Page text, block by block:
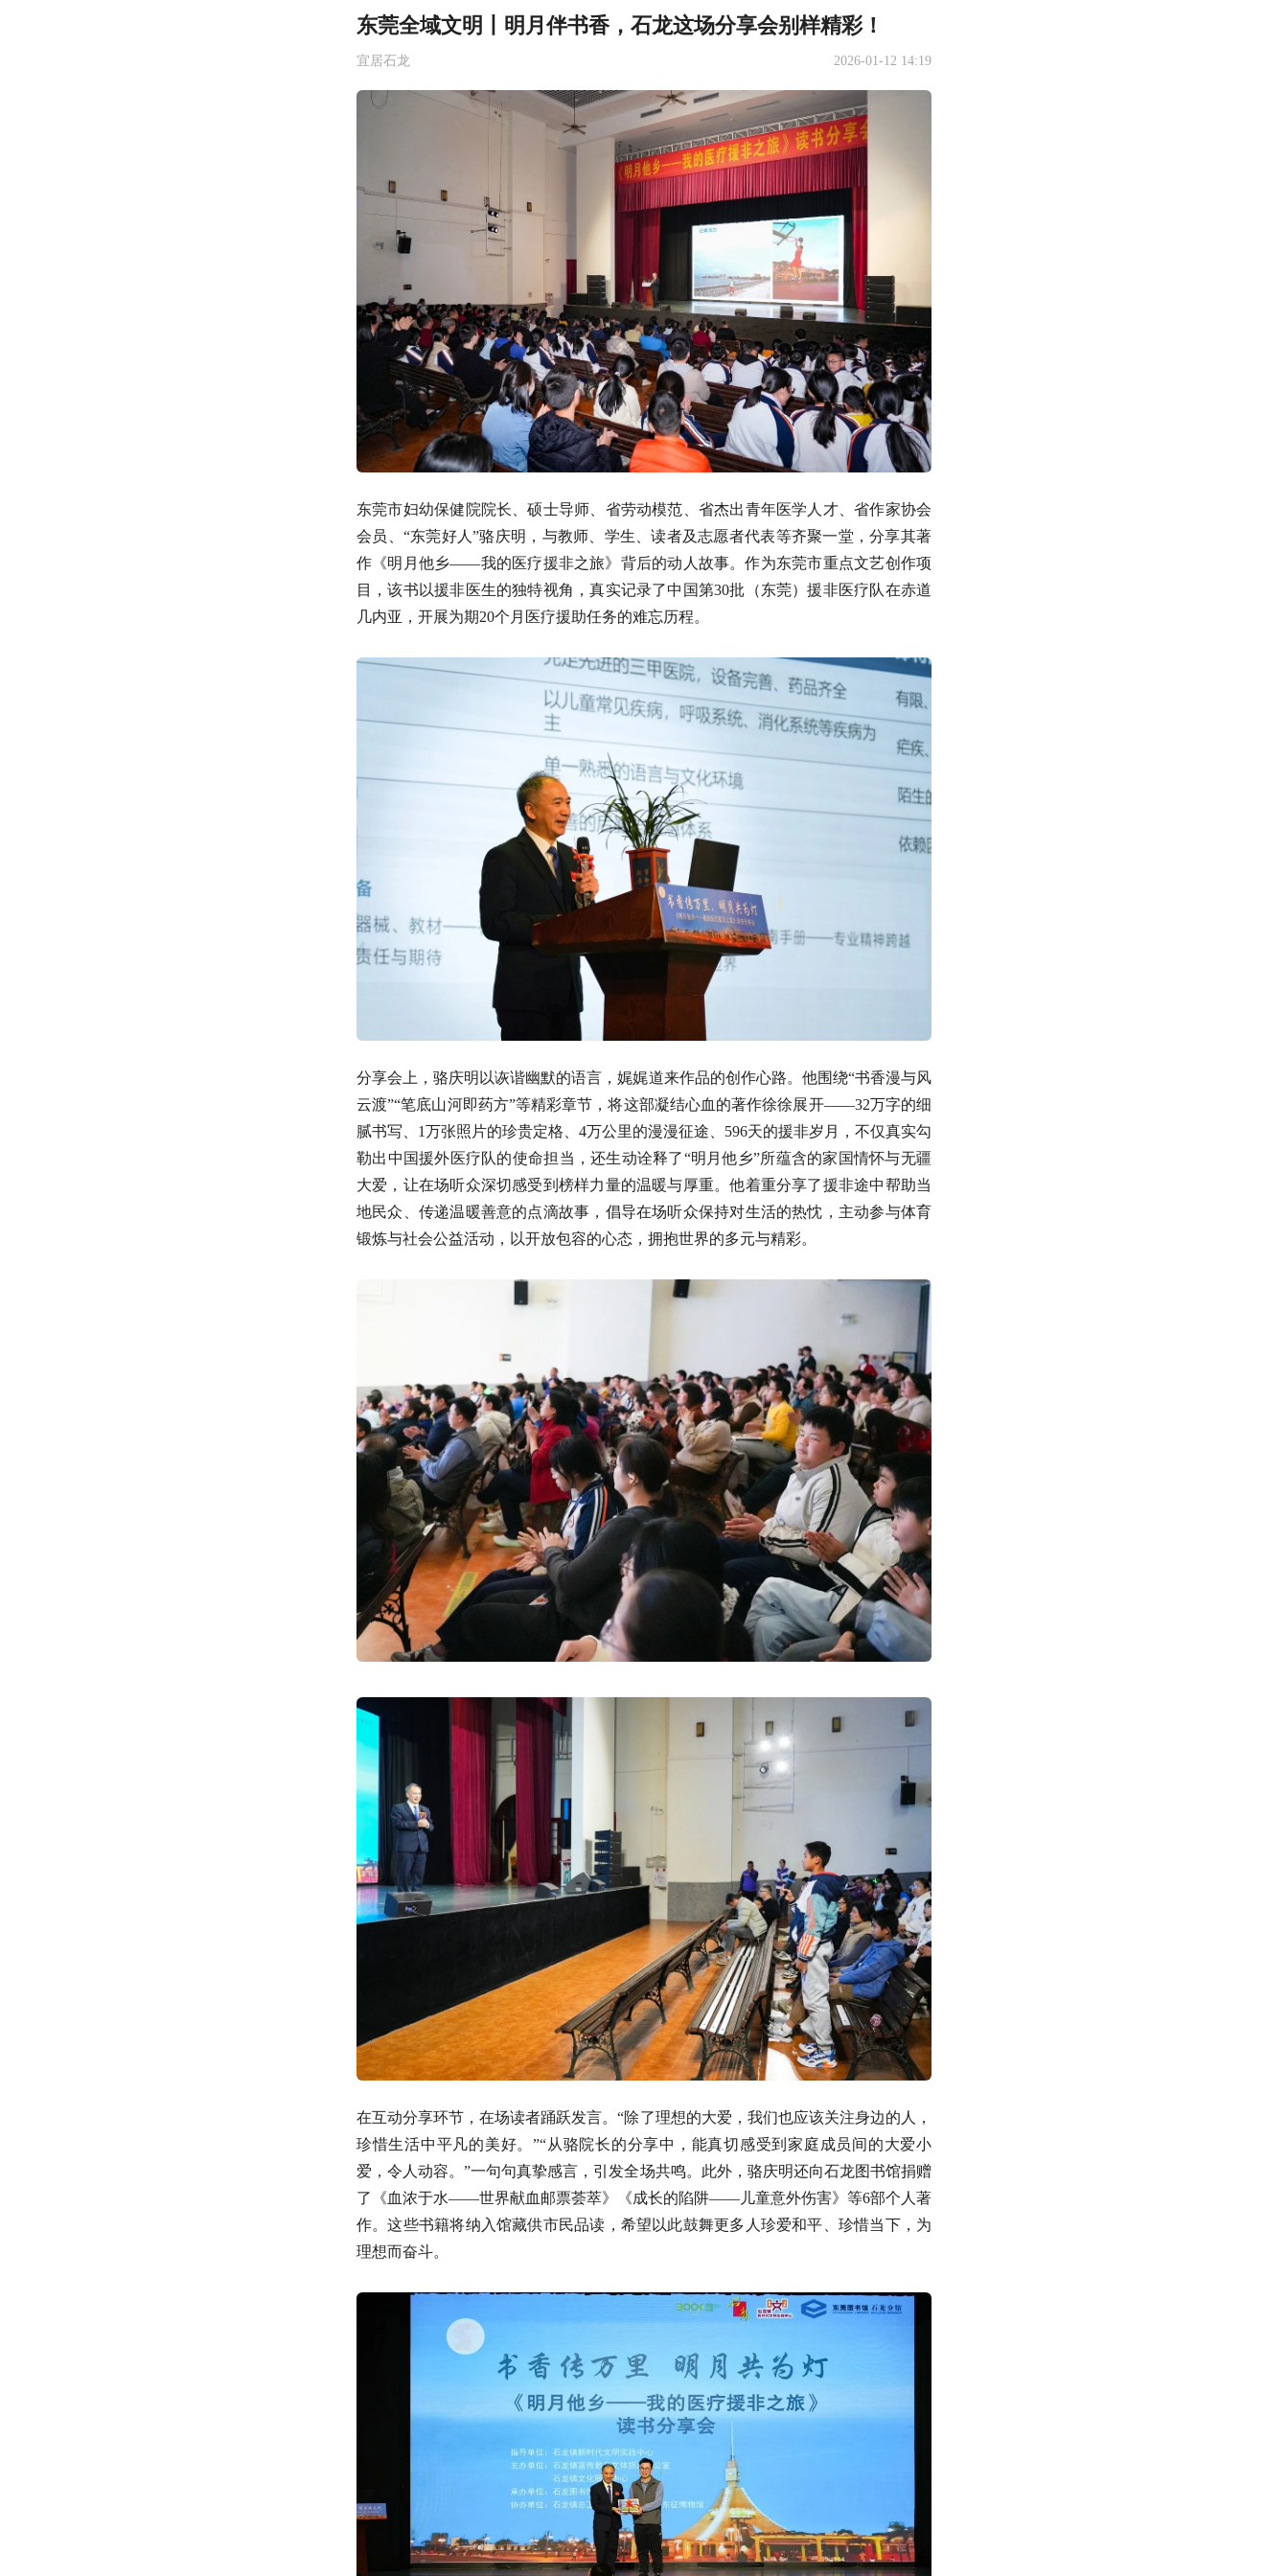
东莞全域文明丨明月伴书香，石龙这场分享会别样精彩！
宜居石龙 2026-01-12 14:19
东莞市妇幼保健院院长、硕士导师、省劳动模范、省杰出青年医学人才、省作家协会
会员、“东莞好人”骆庆明，与教师、学生、读者及志愿者代表等齐聚一堂，分享其著
作《明月他乡——我的医疗援非之旅》背后的动人故事。作为东莞市重点文艺创作项
目，该书以援非医生的独特视角，真实记录了中国第30批（东莞）援非医疗队在赤道
几内亚，开展为期20个月医疗援助任务的难忘历程。
分享会上，骆庆明以诙谐幽默的语言，娓娓道来作品的创作心路。他围绕“书香漫与风
云渡”“笔底山河即药方”等精彩章节，将这部凝结心血的著作徐徐展开——32万字的细
腻书写、1万张照片的珍贵定格、4万公里的漫漫征途、596天的援非岁月，不仅真实勾
勒出中国援外医疗队的使命担当，还生动诠释了“明月他乡”所蕴含的家国情怀与无疆
大爱，让在场听众深切感受到榜样力量的温暖与厚重。他着重分享了援非途中帮助当
地民众、传递温暖善意的点滴故事，倡导在场听众保持对生活的热忱，主动参与体育
锻炼与社会公益活动，以开放包容的心态，拥抱世界的多元与精彩。
在互动分享环节，在场读者踊跃发言。“除了理想的大爱，我们也应该关注身边的人，
珍惜生活中平凡的美好。”“从骆院长的分享中，能真切感受到家庭成员间的大爱小
爱，令人动容。”一句句真挚感言，引发全场共鸣。此外，骆庆明还向石龙图书馆捐赠
了《血浓于水——世界献血邮票荟萃》《成长的陷阱——儿童意外伤害》等6部个人著
作。这些书籍将纳入馆藏供市民品读，希望以此鼓舞更多人珍爱和平、珍惜当下，为
理想而奋斗。